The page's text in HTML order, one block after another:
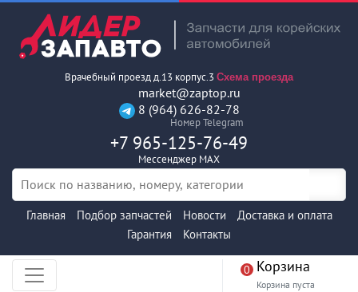
Врачебный проезд д.13 корпус.3 Схема проезда
market@zaptop.ru
8 (964) 626-82-78
Номер Telegram
+7 965-125-76-49
Мессенджер MAX
Главная Подбор запчастей Новости
Доставка и оплата
Гарантия
Контакты
0 Корзина
Корзина пуста